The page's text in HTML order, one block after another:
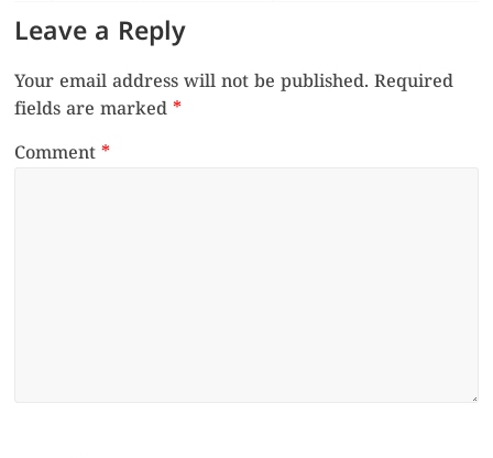
Leave a Reply
Your email address will not be published. Required
fields are marked*
Comment*